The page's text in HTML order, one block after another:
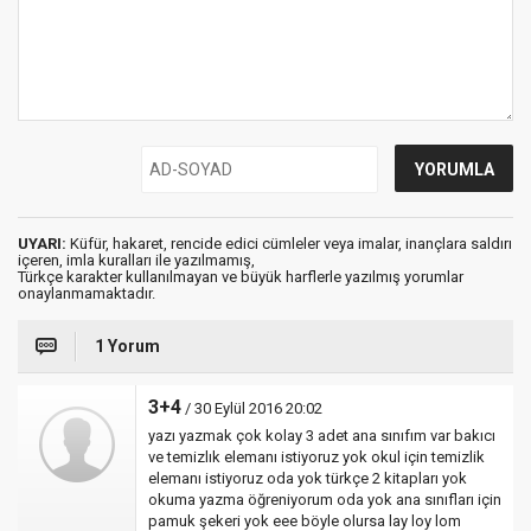
UYARI: Küfür, hakaret, rencide edici cümleler veya imalar, inançlara saldırı
içeren, imla kuralları ile yazılmamış,
Türkçe karakter kullanılmayan ve büyük harflerle yazılmış yorumlar
onaylanmamaktadır.
1 Yorum
3+4 / 30 Eylül 2016 20:02
yazı yazmak çok kolay 3 adet ana sınıfım var bakıcı
ve temizlık elemanı istiyoruz yok okul için temizlik
elemanı istiyoruz oda yok türkçe 2 kitapları yok
okuma yazma öğreniyorum oda yok ana sınıfları için
pamuk şekeri yok eee böyle olursa lay loy lom